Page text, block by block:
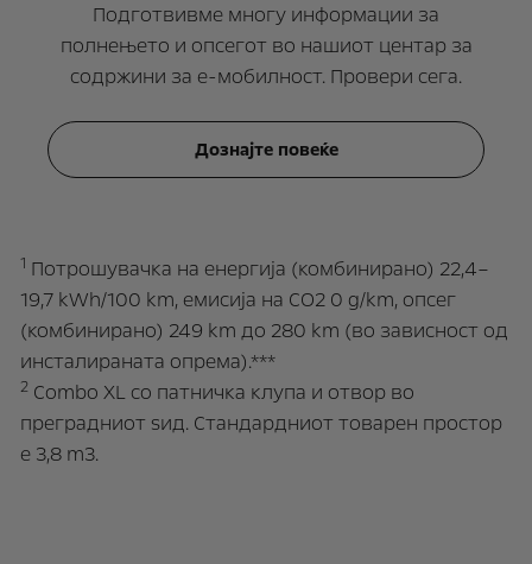
Подготвивме многу информации за
полнењето и опсегот во нашиот центар за
содржини за е-мобилност. Провери сега.
Дознајте повеќе
1 Потрошувачка на енергија (комбинирано) 22,4–
19,7 kWh/100 km, емисија на CO2 0 g/km, опсег
(комбинирано) 249 km до 280 km (во зависност од
инсталираната опрема).***
2Combo XL со патничка клупа и отвор во
преградниот ѕид. Стандардниот товарен простор
е 3,8 m3.